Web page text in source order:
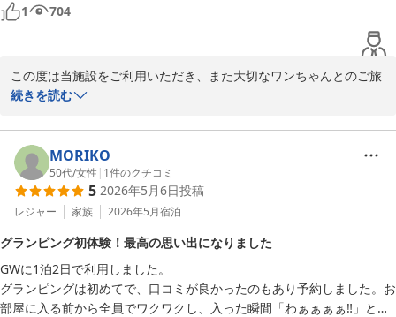
より御礼申し上げます。
「また利用したい」とのお言葉を励みに、これからも愛犬とご一緒
に快適で思い出に残る時間をお過ごしいただける施設を目指し、よ
り一層努めてまいります。
改めまして、この度のご利用とご投稿に心より感謝申し上げます。
また皆様と愛犬にお会いできます日をスタッフ一同、心よりお待ち
しております。
ＧＬＡＭＰＩＮＧ ＫＡＳＨＩＭＡ ７５３
2026-06-07
は持参したので大丈夫でした。
部屋のWiFiが途切れる事が多くて、不便を感じる事が度々有りました
が、スタッフの方々は皆さん感じ良くて、気持ち良く過ごせました。
施設が広い為、プライベートカートを貸して頂けるサービスでしたが、
レストランを使わなかったので、特に必要を感じませんでしたが、子供
連れの方々はカートで遊んだりして楽しく過ごしているようでした。
端の部屋で海が見えない環境でしたが、歩いて海まで5分位で人も犬も
海岸でお散歩を楽しみました。
サービスで頂いたアイスクリームが凄く美味しかったです。
ランチはリーズナブル価格だし、ドックラン付きなので、またいつかそ
ちらも利用したいと思います。
今回は、本当にゆっくりした時間を過ごさせて頂きました。犬も人も大
満足です。ありがとうございました。
1 704
この度は当施設をご利用いただき、また大切なワンちゃんとのご旅
行に当施設をお選びいただき誠にありがとうございます。
施設の清潔さやプライベートガーデンにご満足いただき、柴犬ちゃ
んにも楽しくお過ごしいただけたとのこと、スタッフ一同大変嬉し
く拝見いたしました。ゆったりとしたお時間をお過ごしいただけた
ご様子に、私どもも大変光栄に思っております。
ビスなどもお楽しみいただけたとのこと、心より御礼申し上げま
す。
一方で、調理器具や食器類のご用意、WiFi環境につきましてご不便
続きを読む
MORIKO
50代/女性 | 1件のクチコミ
5 2026年5月6日投稿
レジャー 家族 2026年5月宿泊
グランピング初体験！最高の思い出になりました
GWに1泊2日で利用しました。
グランピングは初めてで、口コミが良かったのもあり予約しました。お
部屋に入る前から全員でワクワクし、入った瞬間「わぁぁぁぁ‼️」と歓